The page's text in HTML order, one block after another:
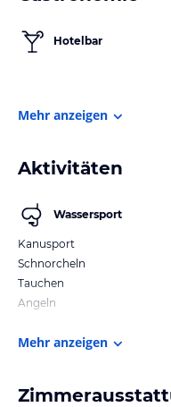
Hotelbar
Mehr anzeigen
Aktivitäten
Wassersport
Kanusport
Schnorcheln
Tauchen
Angeln
Mehr anzeigen